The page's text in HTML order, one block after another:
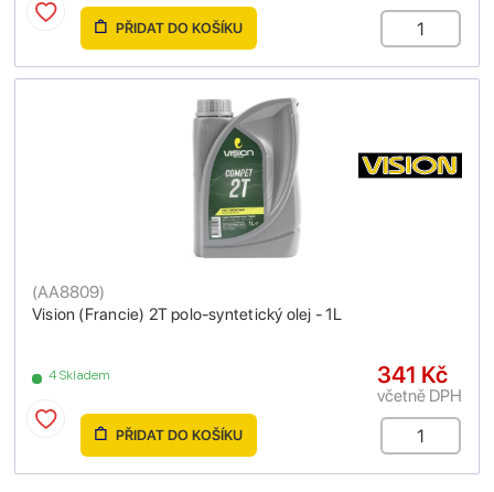
PŘIDAT DO KOŠÍKU
Vision (Francie) 2T polo-syntetický olej - 1L
(AA8809)
4 Skladem 341 Kč
včetně DPH
PŘIDAT DO KOŠÍKU